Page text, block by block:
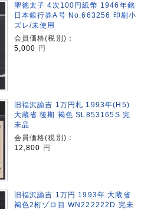
聖徳太子 4次100円紙幣 1946年銘
日本銀行券A号 No.663256 印刷小
ズレ/未使用
会員価格(税別)：
5,000 円
旧福沢諭吉 1万円札 1993年(H5)
大蔵省 後期 褐色 SL853165S 完
未品
会員価格(税別)：
12,800 円
旧福沢諭吉 1万円 1993年 大蔵省
褐色2桁ゾロ目 WN222222D 完未